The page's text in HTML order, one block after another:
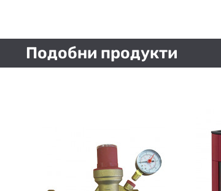
Подобни продукти